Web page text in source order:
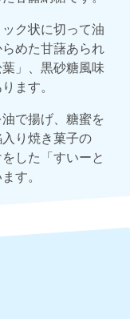
ク状に切って油
めた甘藷あられ
」、黒砂糖風味
ます。
で揚げ、糖蜜を
り焼き菓子の
した「すいーと
す。